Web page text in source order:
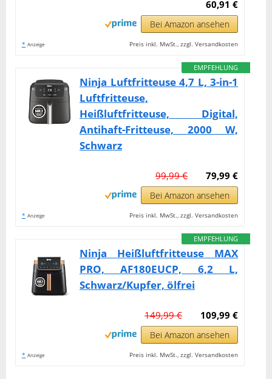
60,91 €
Bei Amazon ansehen
* Anzeige Preis inkl. MwSt., zzgl. Versandkosten
EMPFEHLUNG
Ninja Luftfritteuse 4,7 L, 3-in-1
Luftfritteuse,
Heißluftfritteuse, Digital,
Antihaft-Fritteuse, 2000 W,
Schwarz
79,99 €
99,99 €
Bei Amazon ansehen
* Anzeige Preis inkl. MwSt., zzgl. Versandkosten
EMPFEHLUNG
Ninja Heißluftfritteuse MAX
PRO, AF180EUCP, 6,2 L,
Schwarz/Kupfer, ölfrei
109,99 €
149,99 €
Bei Amazon ansehen
* Anzeige Preis inkl. MwSt., zzgl. Versandkosten